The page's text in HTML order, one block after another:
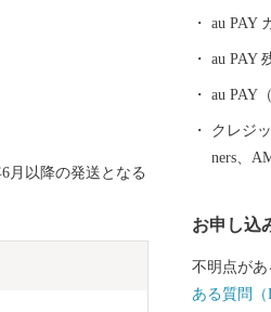
月以降の発送となる
化として
踊る様子
す。毎年8
終日には
au PAY
au PAY
au PAY
クレジ
ners、
お申し込
不明点が
ある質問（